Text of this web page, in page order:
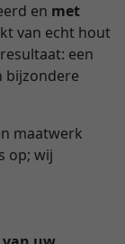
en met
van echt hout
een
bijzondere
maatwerk
op; wij